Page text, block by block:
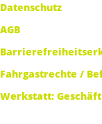
Datenschutz
AGB
Fahrgastrechte /
Werkstatt: